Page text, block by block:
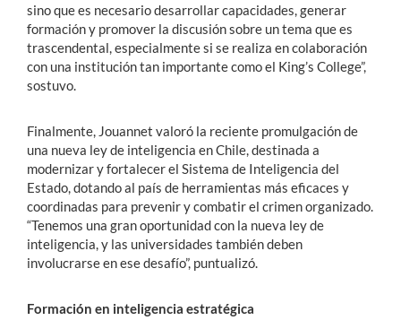
sino que es necesario desarrollar capacidades, generar
formación y promover la discusión sobre un tema que es
trascendental, especialmente si se realiza en colaboración
con una institución tan importante como el King’s College”,
sostuvo.
Finalmente, Jouannet valoró la reciente promulgación de
una nueva ley de inteligencia en Chile, destinada a
modernizar y fortalecer el Sistema de Inteligencia del
Estado, dotando al país de herramientas más eficaces y
coordinadas para prevenir y combatir el crimen organizado.
“Tenemos una gran oportunidad con la nueva ley de
inteligencia, y las universidades también deben
involucrarse en ese desafío”, puntualizó.
Formación en inteligencia estratégica